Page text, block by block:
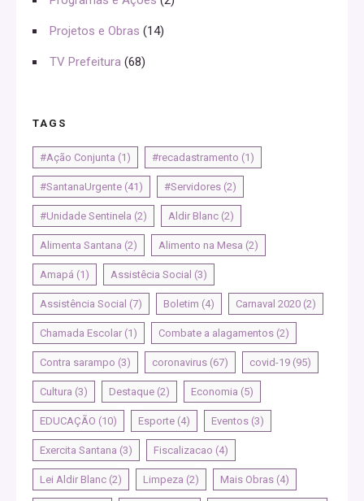
Projetos e Obras (14)
TV Prefeitura (68)
TAGS
#Ação Conjunta (1) #recadastramento (1)
#SantanaUrgente (41) #Servidores (2)
#Unidade Sentinela (2) Aldir Blanc (2)
Alimenta Santana (2) Alimento na Mesa (2)
Amapá (1) Assistêcia Social (3)
Assistência Social (7) Boletim (4) Carnaval 2020 (2)
Chamada Escolar (1) Combate a alagamentos (2)
Contra sarampo (3) coronavirus (67) covid-19 (95)
Cultura (3) Destaque (2) Economia (5)
EDUCAÇÃO (10) Esporte (4) Eventos (3)
Exercita Santana (3) Fiscalizacao (4)
Lei Aldir Blanc (2) Limpeza (2) Mais Obras (4)